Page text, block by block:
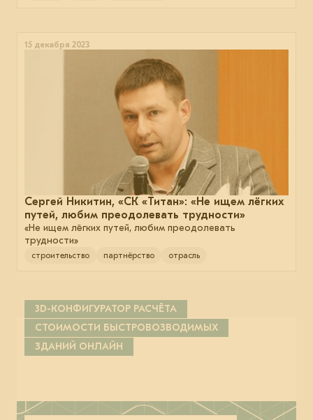
15 декабря 2023
Сергей Никитин, «СК «Титан»: «Не ищем лёгких
путей, любим преодолевать трудности»
«Не ищем лёгких путей, любим преодолевать
трудности»
строительство партнёрство отрасль
3D-КОНФИГУРАТОР РАСЧЁТА
СТОИМОСТИ БЫСТРОВОЗВОДИМЫХ
ЗДАНИЙ ОНЛАЙН